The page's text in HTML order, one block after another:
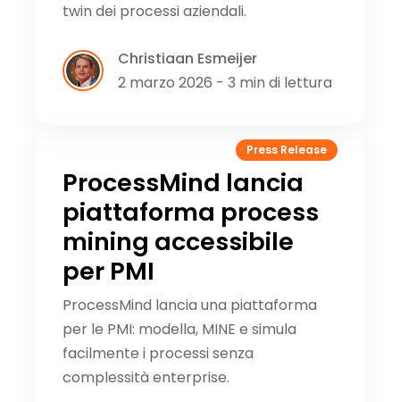
twin dei processi aziendali.
Christiaan Esmeijer
2 marzo 2026 - 3 min di lettura
Press Release
ProcessMind lancia
piattaforma process
mining accessibile
per PMI
ProcessMind lancia una piattaforma
per le PMI: modella, MINE e simula
facilmente i processi senza
complessità enterprise.